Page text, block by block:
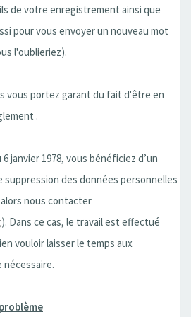
de votre enregistrement ainsi que
pour vous envoyer un nouveau mot
l'oublieriez).
vous portez garant du fait d'être en
.
janvier 1978, vous bénéficiez d’un
des données personnelles
nous contacter
). Dans ce cas, le travail est effectué
vouloir laisser le temps aux